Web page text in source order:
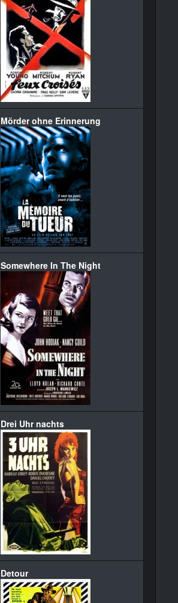
Mörder ohne Erinnerung
Somewhere In The Night
Drei Uhr nachts
Detour